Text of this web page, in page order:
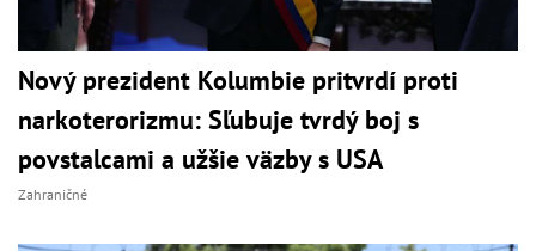
Nový prezident Kolumbie pritvrdí proti
narkoterorizmu: Sľubuje tvrdý boj s
povstalcami a užšie väzby s USA
Zahraničné